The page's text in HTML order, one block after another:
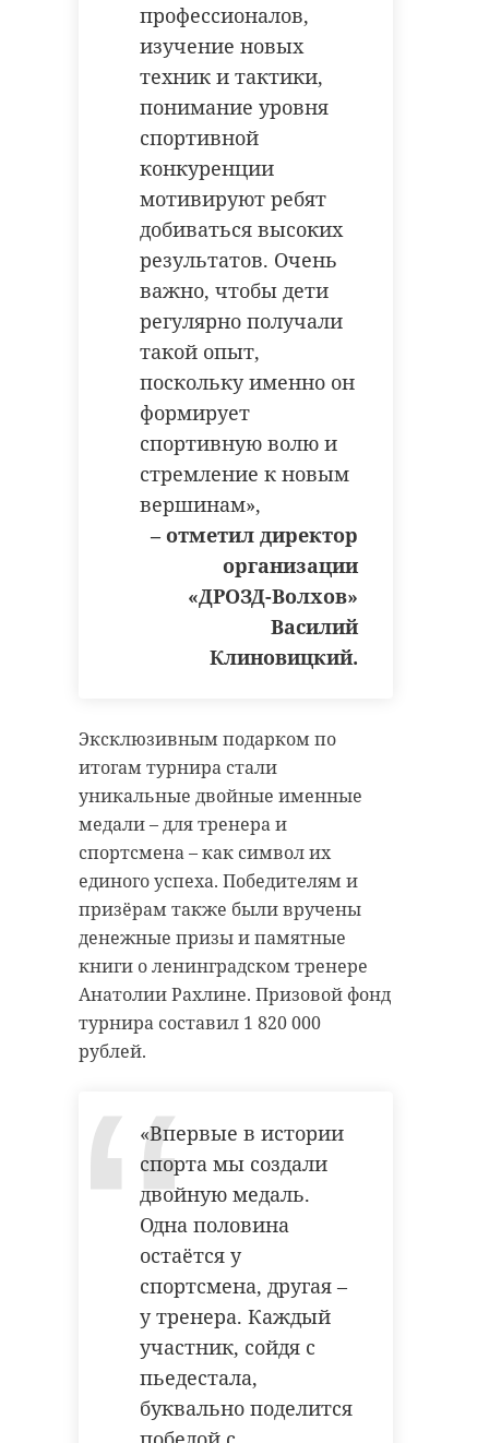
профессионалов,
изучение новых
техник и тактики,
понимание уровня
спортивной
конкуренции
мотивируют ребят
добиваться высоких
результатов. Очень
важно, чтобы дети
регулярно получали
такой опыт,
поскольку именно он
формирует
спортивную волю и
стремление к новым
вершинам»,
– отметил директор
организации
«ДРОЗД-Волхов»
Василий
Клиновицкий.
Эксклюзивным подарком по
итогам турнира стали
уникальные двойные именные
медали – для тренера и
спортсмена – как символ их
единого успеха. Победителям и
призёрам также были вручены
денежные призы и памятные
книги о ленинградском тренере
Анатолии Рахлине. Призовой фонд
турнира составил 1 820 000
рублей.
«Впервые в истории
спорта мы создали
двойную медаль.
Одна половина
остаётся у
спортсмена, другая –
у тренера. Каждый
участник, сойдя с
пьедестала,
буквально поделится